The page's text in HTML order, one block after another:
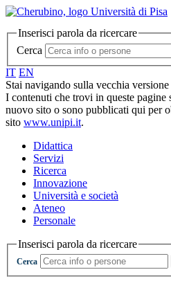
Inserisci parola da ricercare
Cerca
IT EN
Stai navigando sulla vecchia
I contenuti che trovi in queste pagine
nuovo sito o sono pubblicati qui per
sito www.unipi.it.
Didattica
Servizi
Ricerca
Innovazione
Università e società
Ateneo
Personale
Inserisci parola da ricercare
Cerca